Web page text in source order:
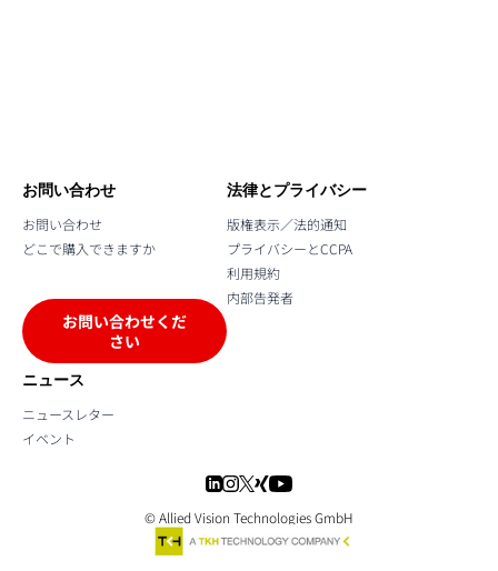
お問い合わせ
お問い合わせ
どこで購入できますか
お問い合わせくだ
さい
法律とプライバシー
版権表示／法的通知
プライバシーとCCPA
利用規約
内部告発者
ニュース
ニュースレター
イベント
© Allied Vision Technologies GmbH